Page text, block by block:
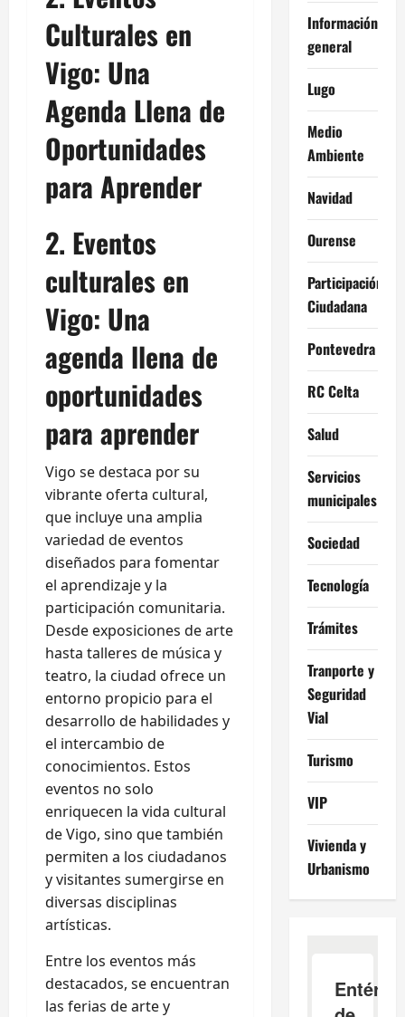
Culturales en
Vigo: Una
Agenda Llena de
Oportunidades
para Aprender
2. Eventos
culturales en
Vigo: Una
agenda llena de
oportunidades
para aprender
Vigo se destaca por su
vibrante oferta cultural,
que incluye una amplia
variedad de eventos
diseñados para fomentar
el aprendizaje y la
participación comunitaria.
Desde exposiciones de arte
hasta talleres de música y
teatro, la ciudad ofrece un
entorno propicio para el
desarrollo de habilidades y
el intercambio de
conocimientos. Estos
eventos no solo
enriquecen la vida cultural
de Vigo, sino que también
permiten a los ciudadanos
y visitantes sumergirse en
diversas disciplinas
artísticas.
Entre los eventos más
destacados, se encuentran
las ferias de arte y
Información
general
Lugo
Medio
Ambiente
Navidad
Ourense
Participación
Ciudadana
Pontevedra
RC Celta
Salud
Servicios
municipales
Sociedad
Tecnología
Trámites
Tranporte y
Seguridad
Vial
Turismo
VIP
Vivienda y
Urbanismo